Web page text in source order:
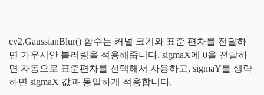
cv2.GaussianBlur() 함수는 커널 크기와 표준 편차를 전달하
면 가우시안 블러링을 적용해줍니다. sigmaX에 0을 전달하
면 자동으로 표준편차를 선택해서 사용하고, sigmaY를 생략
하면 sigmaX 값과 동일하게 적용합니다.